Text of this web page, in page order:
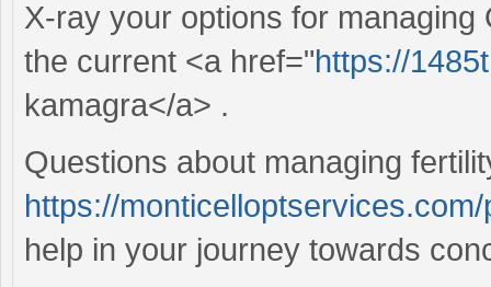
X-ray your options for
the current <a href="https://
kamagra</a> .
Questions about managing
https://
help in your journey towards